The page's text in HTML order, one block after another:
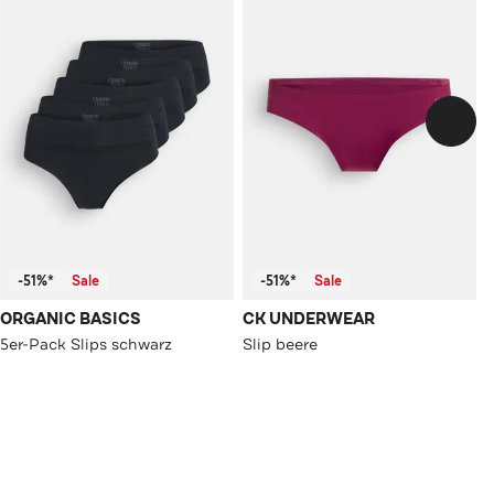
-51%* Sale
ORGANIC BASICS
5er-Pack Slips schwarz
-51%* Sale
CK UNDERWEAR
Slip beere